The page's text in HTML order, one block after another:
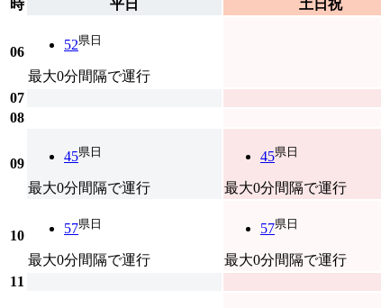
時
平日 土日祝
06 52県日
最大0分間隔で運行
07
08
09 45県日
最大0分間隔で運行
45県日
最大0分間隔で運行
10 57県日
最大0分間隔で運行
57県日
最大0分間隔で運行
11